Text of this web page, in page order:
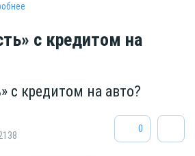
с кредитом на
с кредитом на авто?
0